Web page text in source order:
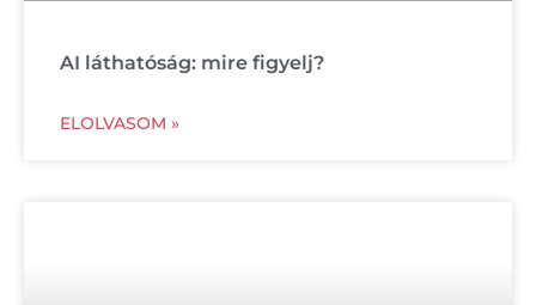
AI láthatóság: mire figyelj?
ELOLVASOM »